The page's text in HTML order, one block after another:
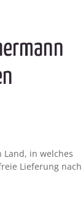
Land, in welches
Lieferung nach